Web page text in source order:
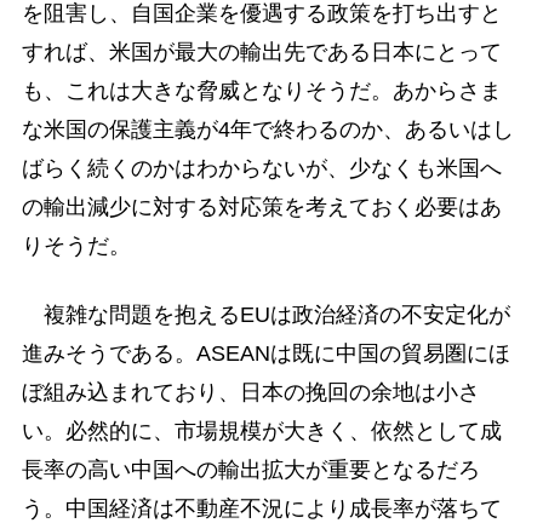
を阻害し、自国企業を優遇する政策を打ち出すと
すれば、米国が最大の輸出先である日本にとって
も、これは大きな脅威となりそうだ。あからさま
な米国の保護主義が4年で終わるのか、あるいはし
ばらく続くのかはわからないが、少なくも米国へ
の輸出減少に対する対応策を考えておく必要はあ
りそうだ。
複雑な問題を抱えるEUは政治経済の不安定化が
進みそうである。ASEANは既に中国の貿易圏にほ
ぼ組み込まれており、日本の挽回の余地は小さ
い。必然的に、市場規模が大きく、依然として成
長率の高い中国への輸出拡大が重要となるだろ
う。中国経済は不動産不況により成長率が落ちて